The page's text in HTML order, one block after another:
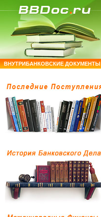
ВНУТРИБАНКОВСКИЕ ДОКУМЕНТЫ